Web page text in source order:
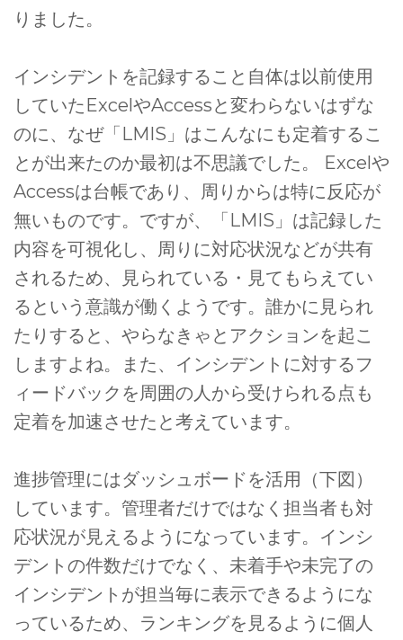
りました。
インシデントを記録すること自体は以前使用
していたExcelやAccessと変わらないはずな
のに、なぜ「LMIS」はこんなにも定着するこ
とが出来たのか最初は不思議でした。 Excelや
Accessは台帳であり、周りからは特に反応が
無いものです。ですが、「LMIS」は記録した
内容を可視化し、周りに対応状況などが共有
されるため、見られている・見てもらえてい
るという意識が働くようです。誰かに見られ
たりすると、やらなきゃとアクションを起こ
しますよね。また、インシデントに対するフ
ィードバックを周囲の人から受けられる点も
定着を加速させたと考えています。
進捗管理にはダッシュボードを活用（下図）
しています。管理者だけではなく担当者も対
応状況が見えるようになっています。インシ
デントの件数だけでなく、未着手や未完了の
インシデントが担当毎に表示できるようにな
っているため、ランキングを見るように個人